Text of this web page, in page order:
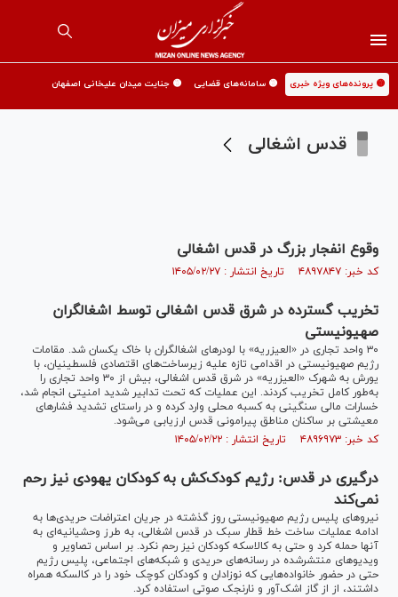
🟡 پرونده‌های ویژه خبری 🟡 سامانه‌های قضایی 🟡 جنایت میدان علیخانی اصفهان
قدس اشغالی
وقوع انفجار بزرگ در قدس اشغالی
کد خبر: ۴۸۹۷۸۴۷ تاریخ انتشار : ۱۴۰۵/۰۲/۲۷
تخریب گسترده در شرق قدس اشغالی توسط اشغالگران
صهیونیستی
۳۰ واحد تجاری در «العیزریه» با لودرهای اشغالگران با خاک یکسان شد. مقامات
رژیم صهیونیستی در اقدامی تازه علیه زیرساخت‌های اقتصادی فلسطینیان، با
یورش به شهرک «العیزریه» در شرق قدس اشغالی، بیش از ۳۰ واحد تجاری را
به‌طور کامل تخریب کردند. این عملیات که تحت تدابیر شدید امنیتی انجام شد،
خسارات مالی سنگینی به کسبه محلی وارد کرده و در راستای تشدید فشارهای
معیشتی بر ساکنان مناطق پیرامونی قدس ارزیابی می‌شود.
کد خبر: ۴۸۹۶۹۷۳ تاریخ انتشار : ۱۴۰۵/۰۲/۲۲
درگیری در قدس: رژیم کودک‌کش به کودکان یهودی نیز رحم
نمی‌کند
نیروهای پلیس رژیم صهیونیستی روز گذشته در جریان اعتراضات حریدی‌ها به
ادامه عملیات ساخت خط قطار سبک در قدس اشغالی، به طرز وحشیانیه‌ای به
آنها حمله کرد و حتی به کالاسکه کودکان نیز رحم نکرد. بر اساس تصاویر و
ویدیوهای منتشرشده در رسانه‌های حریدی و شبکه‌های اجتماعی، پلیس رژیم
حتی در حضور خانواده‌هایی که نوزادان و کودکان کوچک خود را در کالسکه همراه
داشتند، از از گاز اشک‌آور و نارنجک صوتی استفاده کرد.